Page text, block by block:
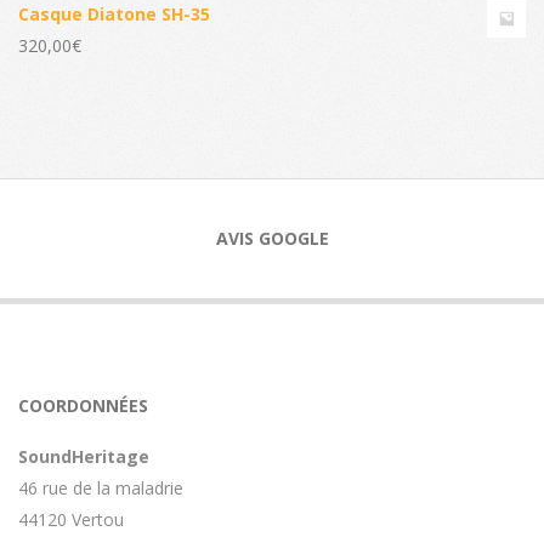
Casque Diatone SH-35
320,00€
AVIS GOOGLE
COORDONNÉES
SoundHeritage
46 rue de la maladrie
44120 Vertou